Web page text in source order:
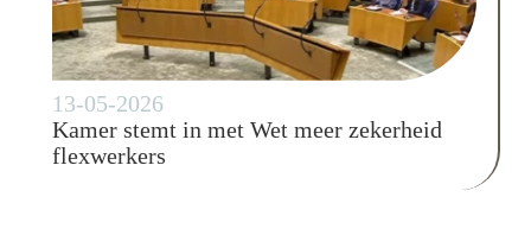
13-05-2026
Kamer stemt in met Wet meer zekerheid
flexwerkers